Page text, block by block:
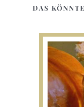
DAS